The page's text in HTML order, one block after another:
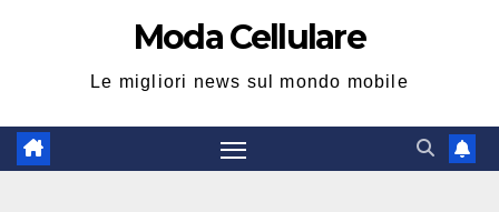
Moda Cellulare
Le migliori news sul mondo mobile